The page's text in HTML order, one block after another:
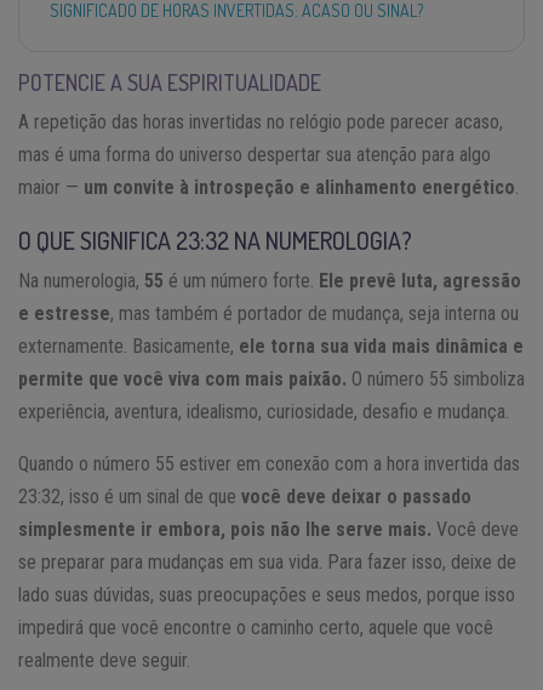
SIGNIFICADO DE HORAS INVERTIDAS: ACASO OU SINAL?
POTENCIE A SUA ESPIRITUALIDADE
A repetição das horas invertidas no relógio pode parecer acaso,
mas é uma forma do universo despertar sua atenção para algo
maior — um convite à introspeção e alinhamento energético.
O QUE SIGNIFICA 23:32 NA NUMEROLOGIA?
Na numerologia, 55 é um número forte. Ele prevê luta, agressão
e estresse, mas também é portador de mudança, seja interna ou
externamente. Basicamente, ele torna sua vida mais dinâmica e
permite que você viva com mais paixão. O número 55 simboliza
experiência, aventura, idealismo, curiosidade, desafio e mudança.
Quando o número 55 estiver em conexão com a hora invertida das
23:32, isso é um sinal de que você deve deixar o passado
simplesmente ir embora, pois não lhe serve mais. Você deve
se preparar para mudanças em sua vida. Para fazer isso, deixe de
lado suas dúvidas, suas preocupações e seus medos, porque isso
impedirá que você encontre o caminho certo, aquele que você
realmente deve seguir.